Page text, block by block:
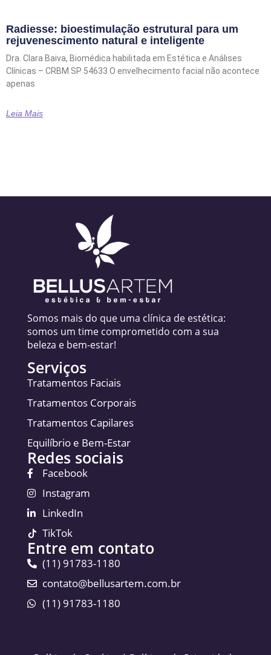
Radiesse: bioestimulação estrutural para um
rejuvenescimento natural e inteligente
Dra. Clara Baiva, Biomédica habilitada em Estética e Análises
Clínicas – CRBM SP 54633 O envelhecimento facial não acontece
apenas
Leia Mais
Somos mais do que uma clínica de estética:
somos um time comprometido com a sua
beleza e bem-estar!
Serviços
Tratamentos Faciais
Tratamentos Corporais
Tratamentos Capilares
Equilíbrio e Bem-Estar
Redes sociais
Facebook
Instagram
LinkedIn
TikTok
Entre em contato
(11) 91783-1180
contato@bellusartem.com.br
(11) 91783-1180